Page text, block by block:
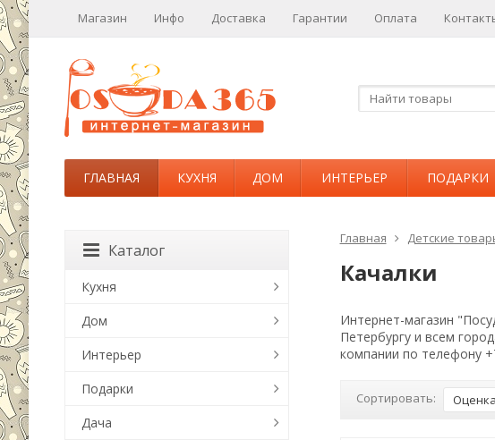
Магазин Инфо Доставка Гарантии Оплата
ГЛАВНАЯ КУХНЯ ДОМ ИНТЕРЬЕР ПОДАРКИ
Главная Детские
Качалки
Интернет-магазин
Петербургу и всем
компании по телефону
Сортировать:
Каталог
Кухня
Дом
Интерьер
Подарки
Дача